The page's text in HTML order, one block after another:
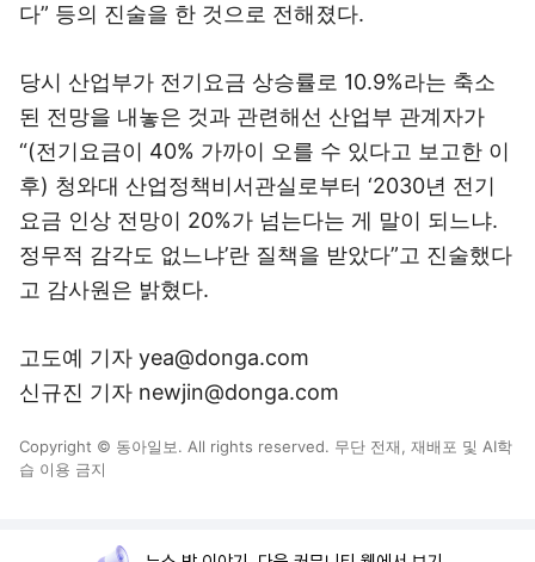
다” 등의 진술을 한 것으로 전해졌다.
당시 산업부가 전기요금 상승률로 10.9%라는 축소
된 전망을 내놓은 것과 관련해선 산업부 관계자가
“(전기요금이 40% 가까이 오를 수 있다고 보고한 이
후) 청와대 산업정책비서관실로부터 ‘2030년 전기
요금 인상 전망이 20%가 넘는다는 게 말이 되느냐.
정무적 감각도 없느냐’란 질책을 받았다”고 진술했다
고 감사원은 밝혔다.
고도예 기자 yea@donga.com
신규진 기자 newjin@donga.com
Copyright © 동아일보. All rights reserved. 무단 전재, 재배포 및 AI학
습 이용 금지